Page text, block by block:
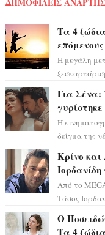
Τα 4
Η μεγάλη
Για Σένα:
Η
δείγμα της
Κρίνο
Από το
Τάσος
Ο
Τα 4